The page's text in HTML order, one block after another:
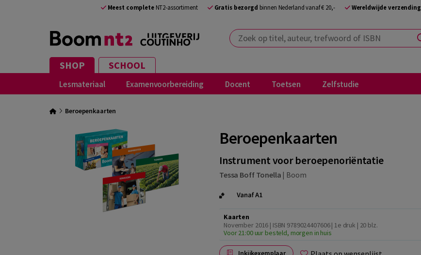
Meest completeNT2-assortiment Gratis bezorgd binnen Nederland vanaf € 20,- Wereldwijde verzending
Zoek op titel, auteur, trefwoord of ISBN
SHOP SCHOOL
Lesmateriaal Examenvoorbereiding Docent Toetsen Zelfstudie
Beroepenkaarten
Beroepenkaarten
Instrument voor beroepenoriëntatie
Tessa Boff Tonella | Boom
Kaarten
November 2016 | ISBN 9789024407606 | 1e druk | 20 blz.
Voor 21:00 uur besteld, morgen in huis
Inkijkexemplaar